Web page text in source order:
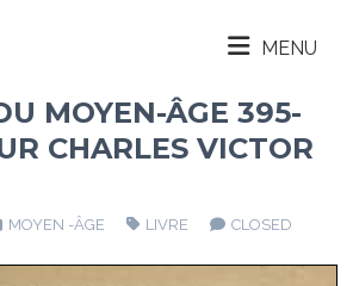
MENU
MOYEN-ÂGE 395-
CHARLES VICTOR
MOYEN -ÂGE LIVRE CLOSED